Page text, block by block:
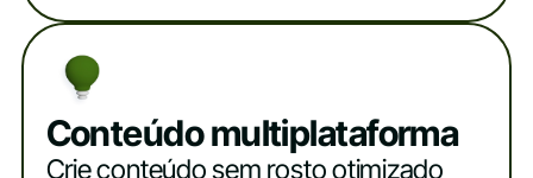
Conteúdo multiplataforma
Crie conteúdo sem rosto otimizado